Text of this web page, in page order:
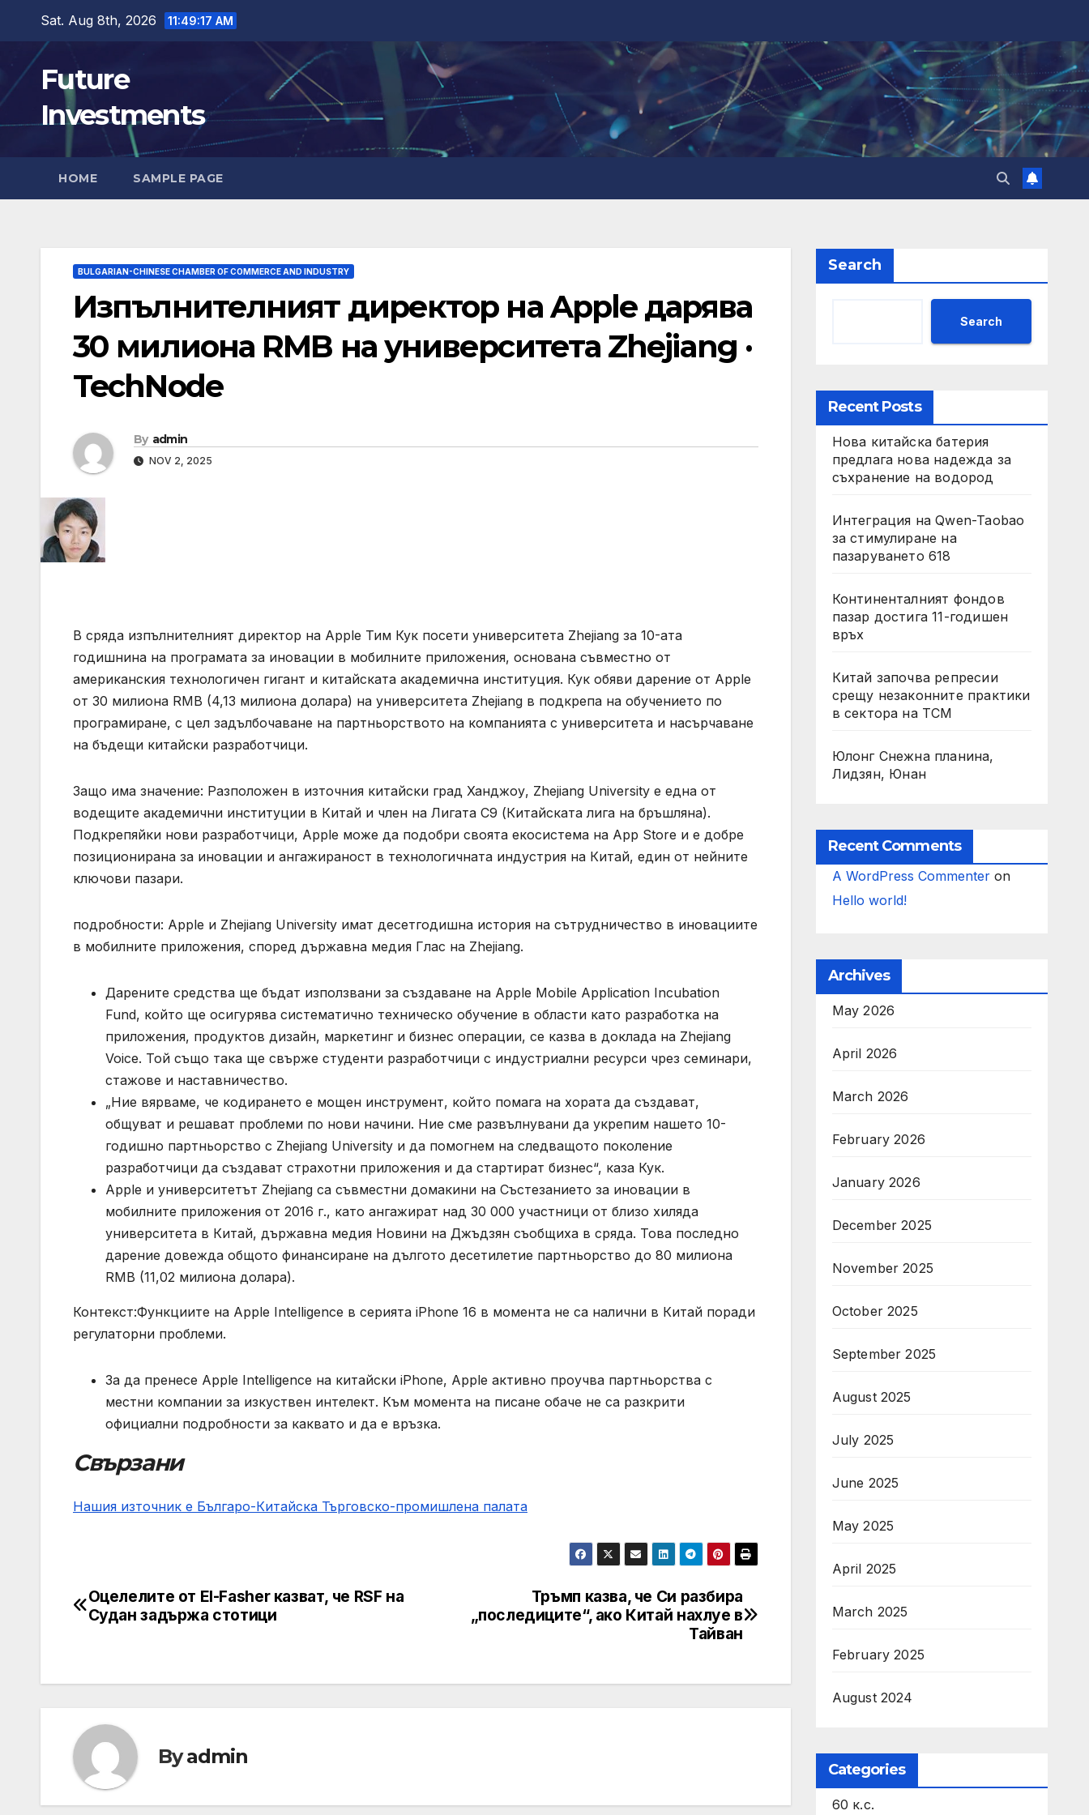
content
Sat. Aug 8th, 2026 11:49:18 AM
Future
Investments
HOME SAMPLE PAGE
BULGARIAN-CHINESE CHAMBER OF COMMERCE AND INDUSTRY
Изпълнителният директор на Apple дарява
30 милиона RMB на университета Zhejiang ·
TechNode
By admin
NOV 2, 2025
В сряда изпълнителният директор на Apple Тим Кук посети университета Zhejiang за 10-ата
годишнина на програмата за иновации в мобилните приложения, основана съвместно от
американския технологичен гигант и китайската академична институция. Кук обяви дарение от Apple
от 30 милиона RMB (4,13 милиона долара) на университета Zhejiang в подкрепа на обучението по
програмиране, с цел задълбочаване на партньорството на компанията с университета и насърчаване
на бъдещи китайски разработчици.
Защо има значение: Разположен в източния китайски град Ханджоу, Zhejiang University е една от
водещите академични институции в Китай и член на Лигата C9 (Китайската лига на бръшляна).
Подкрепяйки нови разработчици, Apple може да подобри своята екосистема на App Store и е добре
позиционирана за иновации и ангажираност в технологичната индустрия на Китай, един от нейните
ключови пазари.
подробности: Apple и Zhejiang University имат десетгодишна история на сътрудничество в иновациите
в мобилните приложения, според държавна медия Глас на Zhejiang.
Дарените средства ще бъдат използвани за създаване на Apple Mobile Application Incubation
Fund, който ще осигурява систематично техническо обучение в области като разработка на
приложения, продуктов дизайн, маркетинг и бизнес операции, се казва в доклада на Zhejiang
Voice. Той също така ще свърже студенти разработчици с индустриални ресурси чрез семинари,
стажове и наставничество.
„Ние вярваме, че кодирането е мощен инструмент, който помага на хората да създават,
общуват и решават проблеми по нови начини. Ние сме развълнувани да укрепим нашето 10-
годишно партньорство с Zhejiang University и да помогнем на следващото поколение
разработчици да създават страхотни приложения и да стартират бизнес“, каза Кук.
Apple и университетът Zhejiang са съвместни домакини на Състезанието за иновации в
мобилните приложения от 2016 г., като ангажират над 30 000 участници от близо хиляда
университета в Китай, държавна медия Новини на Джъдзян съобщиха в сряда. Това последно
дарение довежда общото финансиране на дългото десетилетие партньорство до 80 милиона
RMB (11,02 милиона долара).
Контекст:Функциите на Apple Intelligence в серията iPhone 16 в момента не са налични в Китай поради
регулаторни проблеми.
За да пренесе Apple Intelligence на китайски iPhone, Apple активно проучва партньорства с
местни компании за изкуствен интелект. Към момента на писане обаче не са разкрити
официални подробности за каквато и да е връзка.
Свързани
Нашия източник е Българо-Китайска Търговско-промишлена палaта
Post
Тръмп казва, че Си разбира
„последиците“, ако Китай нахлуе в
Тайван
Оцелелите от El-Fasher казват, че RSF на
Судан задържа стотици
Byadmin
Search
Search
Recent Posts
Нова китайска батерия
предлага нова надежда за
съхранение на водород
Интеграция на Qwen-Taobao
за стимулиране на
пазаруването 618
Континенталният фондов
пазар достига 11-годишен
връх
Китай започва репресии
срещу незаконните практики
в сектора на TCM
Юлонг Снежна планина,
Лидзян, Юнан
Recent Comments
A WordPress Commenteron
Hello world!
Archives
May 2026
April 2026
March 2026
February 2026
January 2026
December 2025
November 2025
October 2025
September 2025
August 2025
July 2025
June 2025
May 2025
April 2025
March 2025
February 2025
August 2024
Categories
60 к.с.